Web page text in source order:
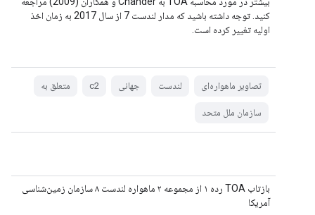
کنید. توجه داشته باشید که مدار لندست 7 از سال 2017 به زمان اخذ
اولیه تغییر کرده است.
تصاویر ماهواره‌ای لندست جهانی c2 متعلق به
سازمان ملل متحد
بازتاب TOA رده ۱ از مجموعه ۲ ماهواره لندست ۸ سازمان زمین‌شناسی
آمریکا